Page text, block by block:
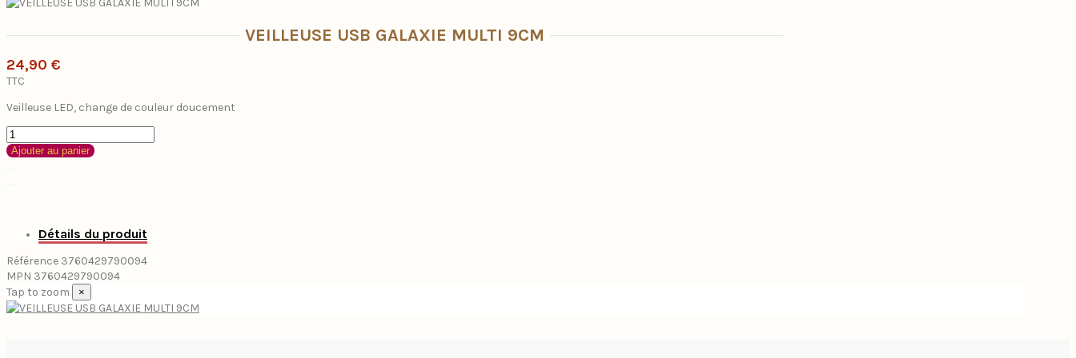
VEILLEUSE USB GALAXIE MULTI 9CM
24,90 €
TTC
Veilleuse LED, change de couleur doucement
Ajouter au panier
Détails du produit
Référence 3760429790094
MPN 3760429790094
Tap to zoom
×